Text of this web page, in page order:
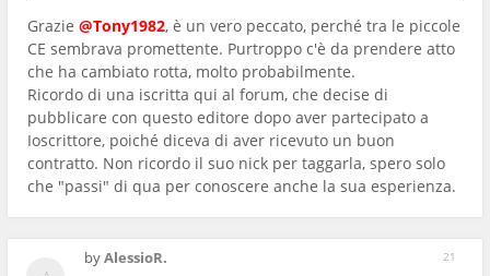
Grazie @Tony1982, è un vero peccato, perché tra le piccole
CE sembrava promettente. Purtroppo c'è da prendere atto
che ha cambiato rotta, molto probabilmente.
Ricordo di una iscritta qui al forum, che decise di
pubblicare con questo editore dopo aver partecipato a
Ioscrittore, poiché diceva di aver ricevuto un buon
contratto. Non ricordo il suo nick per taggarla, spero solo
che "passi" di qua per conoscere anche la sua esperienza.
21
byAlessioR.